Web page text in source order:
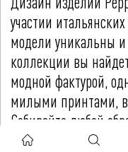
участии
модели уникальны
коллекции вы
модной фактурой,
милыми принтами, в
Собирайте любой
на каждый день.